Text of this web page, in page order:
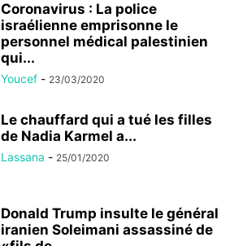
Coronavirus : La police
israélienne emprisonne le
personnel médical palestinien
qui...
Youcef - 23/03/2020
Le chauffard qui a tué les filles
de Nadia Karmel a...
Lassana - 25/01/2020
Donald Trump insulte le général
iranien Soleimani assassiné de